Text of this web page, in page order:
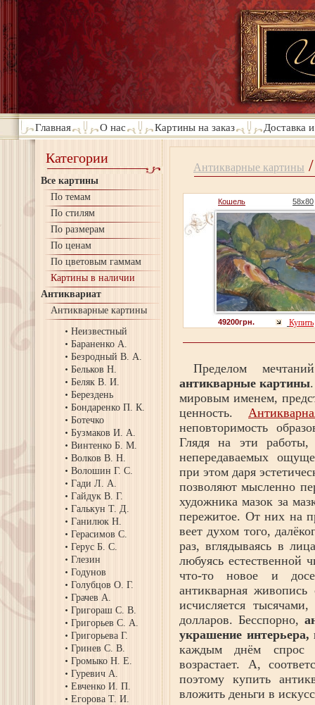
Главная О нас Картины на заказ Доставка
Категории
Все картины
По темам
По стилям
По размерам
По ценам
По цветовым гаммам
Картины в наличии
Антиквариат
Антикварные картины
Неизвестный
Бараненко А.
Безродный В. А.
Бельков Н.
Беляк В. И.
Берездень
Бондаренко П. К.
Ботечко
Бузмаков И. А.
Винтенко Б. М.
Волков В. Н.
Волошин Г. С.
Гади Л. А.
Гайдук В. Г.
Галькун Т. Д.
Ганилюк Н.
Герасимов С.
Герус Б. С.
Глезин
Годунов
Голубцов О. Г.
Грачев А.
Григораш С. В.
Григорьев С. А.
Григорьева Г.
Гринев С. В.
Громыко Н. Е.
Гуревич А.
Евченко И. П.
Егорова Т. И.
Антикварные картины
Кошель 58х80
49200грн. Купить
Пределом
антикварные картины
мировым именем,
ценность.
неповторимость
Глядя на эти
непередаваемых
при этом даря
позволяют мысленно
художника мазок за
пережитое. От них на
веет духом того,
раз, вглядываясь в
любуясь естественной
что-то новое и
антикварная
исчисляется
долларов. Бесспорно,
украшение интерьера,
каждым днём спрос
возрастает. А,
поэтому купить
вложить деньги в